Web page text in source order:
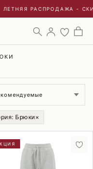
РАСПРОДАЖА -
Брюки×